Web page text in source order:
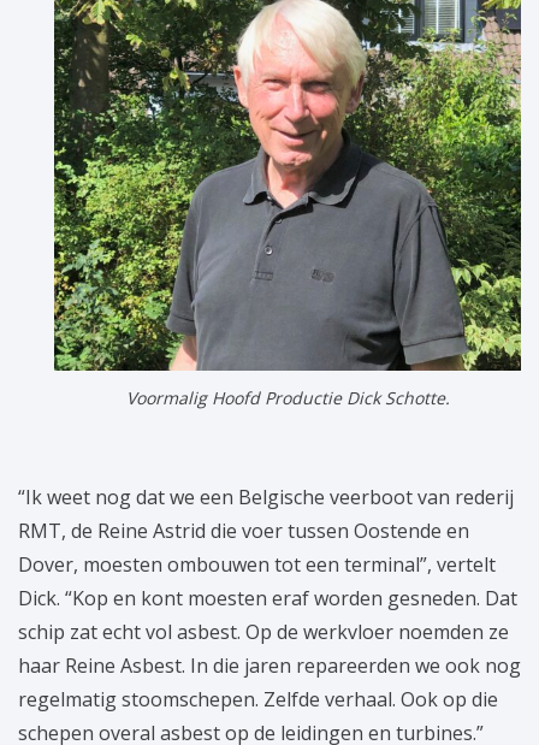
Voormalig Hoofd Productie Dick Schotte.
“Ik weet nog dat we een Belgische veerboot van rederij
RMT, de Reine Astrid die voer tussen Oostende en
Dover, moesten ombouwen tot een terminal”, vertelt
Dick. “Kop en kont moesten eraf worden gesneden. Dat
schip zat echt vol asbest. Op de werkvloer noemden ze
haar Reine Asbest. In die jaren repareerden we ook nog
regelmatig stoomschepen. Zelfde verhaal. Ook op die
schepen overal asbest op de leidingen en turbines.”